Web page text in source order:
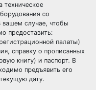
техническое
со
вашем случае, чтобы
предоставить:
палаты)
справку о прописанных
книгу) и паспорт. В
предъявить его
дату.